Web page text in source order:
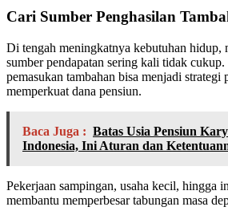
Cari Sumber Penghasilan
Di tengah meningkatnya kebutuhan hidup,
sumber pendapatan sering kali tidak
pemasukan tambahan bisa menjadi strategi
memperkuat dana pensiun.
Baca Juga : Batas Usia Pensiun
Indonesia, Ini Aturan dan
Pekerjaan sampingan, usaha kecil, hingga
membantu memperbesar tabungan masa